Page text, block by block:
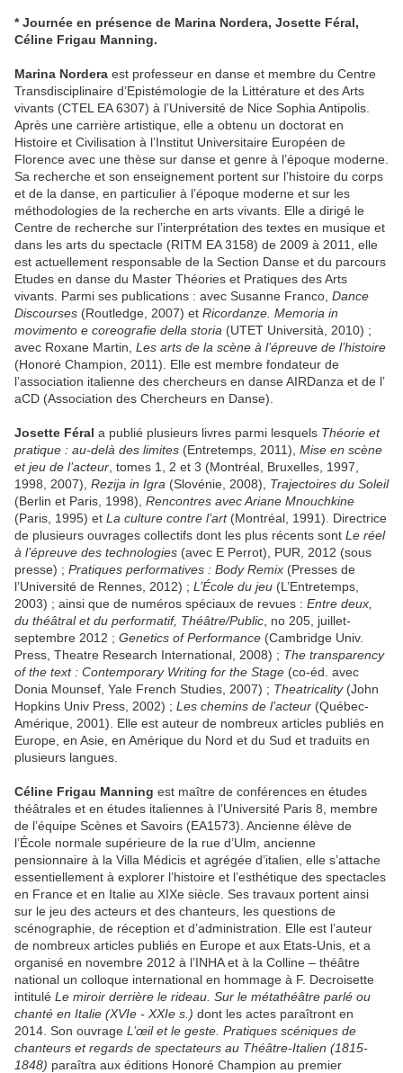
* Journée en présence de Marina Nordera, Josette Féral,
Céline Frigau Manning.
Marina Nordera est professeur en danse et membre du Centre
Transdisciplinaire d’Epistémologie de la Littérature et des Arts
vivants (CTEL EA 6307) à l’Université de Nice Sophia Antipolis.
Après une carrière artistique, elle a obtenu un doctorat en
Histoire et Civilisation à l’Institut Universitaire Européen de
Florence avec une thèse sur danse et genre à l’époque moderne.
Sa recherche et son enseignement portent sur l’histoire du corps
et de la danse, en particulier à l’époque moderne et sur les
méthodologies de la recherche en arts vivants. Elle a dirigé le
Centre de recherche sur l’interprétation des textes en musique et
dans les arts du spectacle (RITM EA 3158) de 2009 à 2011, elle
est actuellement responsable de la Section Danse et du parcours
Etudes en danse du Master Théories et Pratiques des Arts
vivants. Parmi ses publications : avec Susanne Franco, Dance
Discourses (Routledge, 2007) et Ricordanze. Memoria in
movimento e coreografie della storia (UTET Università, 2010) ;
avec Roxane Martin, Les arts de la scène à l’épreuve de l’histoire
(Honoré Champion, 2011). Elle est membre fondateur de
l’association italienne des chercheurs en danse AIRDanza et de l’
aCD (Association des Chercheurs en Danse).
Josette Féral a publié plusieurs livres parmi lesquels Théorie et
pratique : au-delà des limites (Entretemps, 2011), Mise en scène
et jeu de l’acteur , tomes 1, 2 et 3 (Montréal, Bruxelles, 1997,
1998, 2007), Rezija in Igra (Slovénie, 2008), Trajectoires du Soleil
(Berlin et Paris, 1998), Rencontres avec Ariane Mnouchkine
(Paris, 1995) et La culture contre l’art(Montréal, 1991). Directrice
de plusieurs ouvrages collectifs dont les plus récents sont Le réel
à l’épreuve des technologies (avec E Perrot), PUR, 2012 (sous
presse) ; Pratiques performatives : Body Remix (Presses de
l’Université de Rennes, 2012) ; L’École du jeu (L’Entretemps,
2003) ; ainsi que de numéros spéciaux de revues : Entre deux,
du théâtral et du performatif, Théâtre/Public , no 205, juillet-
septembre 2012 ; Genetics of Performance (Cambridge Univ.
Press, Theatre Research International, 2008) ; The transparency
of the text : Contemporary Writing for the Stage (co-éd. avec
Donia Mounsef, Yale French Studies, 2007) ; Theatricality(John
Hopkins Univ Press, 2002) ; Les chemins de l’acteur (Québec-
Amérique, 2001). Elle est auteur de nombreux articles publiés en
Europe, en Asie, en Amérique du Nord et du Sud et traduits en
plusieurs langues.
Céline Frigau Manning est maître de conférences en études
théâtrales et en études italiennes à l’Université Paris 8, membre
de l’équipe Scènes et Savoirs (EA1573). Ancienne élève de
l’École normale supérieure de la rue d’Ulm, ancienne
pensionnaire à la Villa Médicis et agrégée d’italien, elle s’attache
essentiellement à explorer l’histoire et l’esthétique des spectacles
en France et en Italie au XIXe siècle. Ses travaux portent ainsi
sur le jeu des acteurs et des chanteurs, les questions de
scénographie, de réception et d’administration. Elle est l’auteur
de nombreux articles publiés en Europe et aux Etats-Unis, et a
organisé en novembre 2012 à l’INHA et à la Colline – théâtre
national un colloque international en hommage à F. Decroisette
intitulé Le miroir derrière le rideau. Sur le métathéâtre parlé ou
chanté en Italie (XVIe - XXIe s.) dont les actes paraîtront en
2014. Son ouvrage L’œil et le geste. Pratiques scéniques de
chanteurs et regards de spectateurs au Théâtre-Italien (1815-
1848) paraîtra aux éditions Honoré Champion au premier